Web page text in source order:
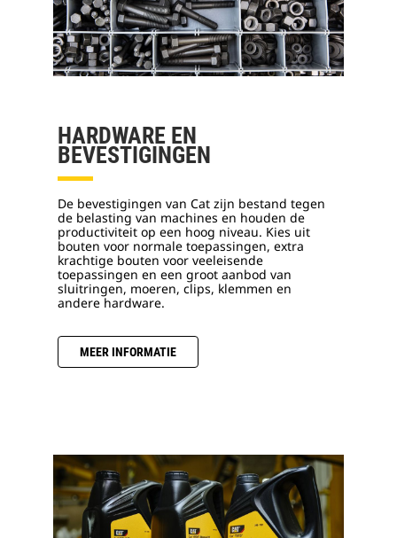
HARDWARE EN
BEVESTIGINGEN
De bevestigingen van Cat zijn bestand tegen
de belasting van machines en houden de
productiviteit op een hoog niveau. Kies uit
bouten voor normale toepassingen, extra
krachtige bouten voor veeleisende
toepassingen en een groot aanbod van
sluitringen, moeren, clips, klemmen en
andere hardware.
MEER INFORMATIE